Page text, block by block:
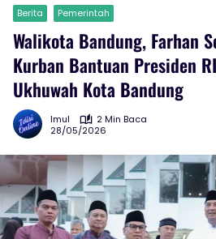
Berita Pemerintah
Walikota Bandung, Farhan
Kurban Bantuan Presiden
Ukhuwah Kota Bandung
Imul
2 Min Baca
28/05/2026